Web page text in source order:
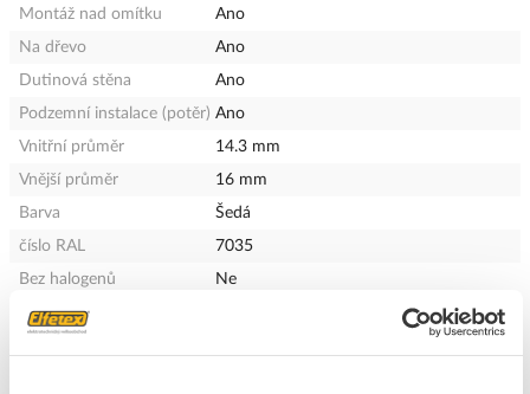
Montáž nad omítku
Ano
Na dřevo
Ano
Dutinová stěna
Ano
Podzemní instalace (potěr) Ano
Vnitřní průměr
14.3 mm
Vnější průměr
16 mm
Barva
Šedá
číslo RAL
7035
Bez halogenů
Ne
Rozsah provozních teplot